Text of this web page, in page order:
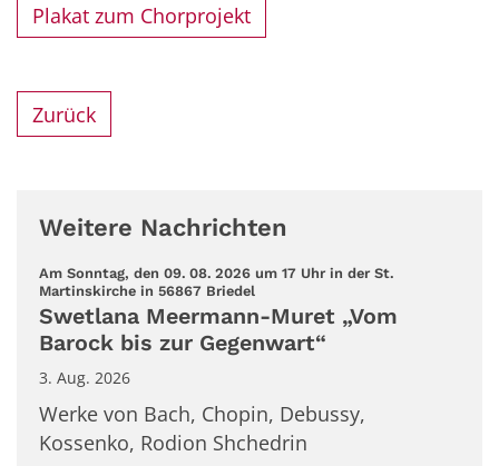
Plakat zum Chorprojekt
Zurück
Weitere Nachrichten
Am Sonntag, den 09. 08. 2026 um 17 Uhr in der St.
Martinskirche in 56867 Briedel:
Swetlana Meermann-Muret „Vom
Barock bis zur Gegenwart“
3. Aug. 2026
Werke von Bach, Chopin, Debussy,
Kossenko, Rodion Shchedrin